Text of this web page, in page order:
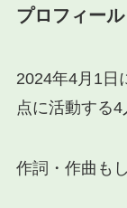
プロフィー
2024年4月1日
点に活動する
作詞・作曲も